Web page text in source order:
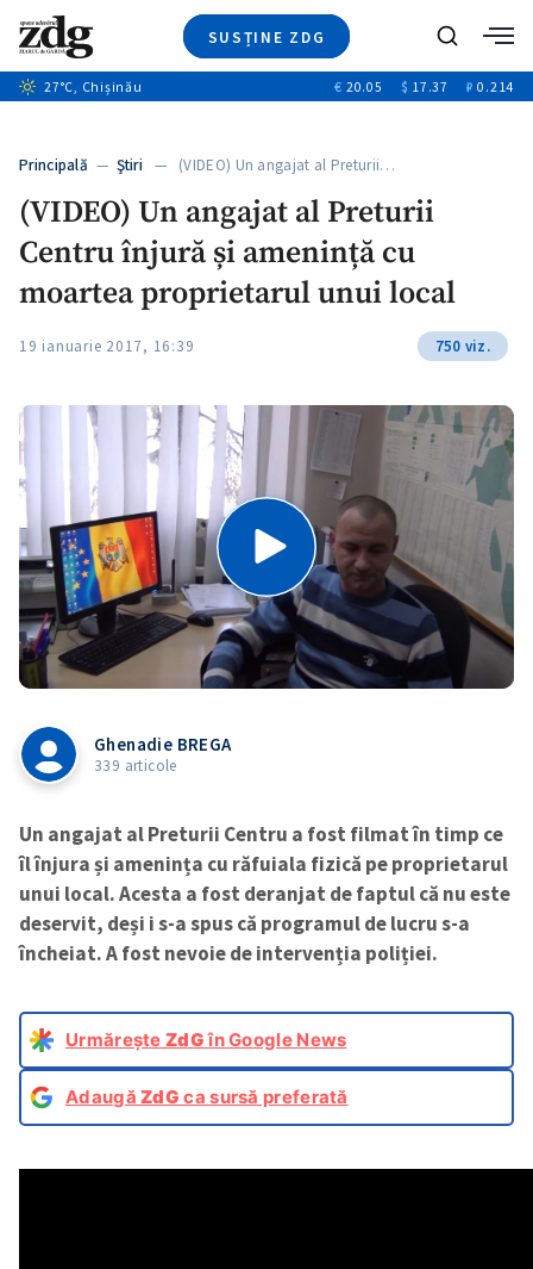
SUSȚINE ZDG
Ştiri
+7
Special
Blog
ZdGust
Caută
27°C, Chișinău € 20.05 $ 17.37 ₽ 0.214
Principală — Ştiri — (VIDEO) Un angajat al Preturii…
(VIDEO) Un angajat al Preturii
Centru înjură și amenință cu
moartea proprietarul unui local
19 ianuarie 2017, 16:39 750 viz.
Ghenadie BREGA
339 articole
Un angajat al Preturii Centru a fost filmat în timp ce
îl înjura și amenința cu răfuiala fizică pe proprietarul
unui local. Acesta a fost deranjat de faptul că nu este
deservit, deși i s-a spus că programul de lucru s-a
încheiat. A fost nevoie de intervenția poliției.
Urmărește ZdGîn Google News
AdaugăZdG ca sursă preferată